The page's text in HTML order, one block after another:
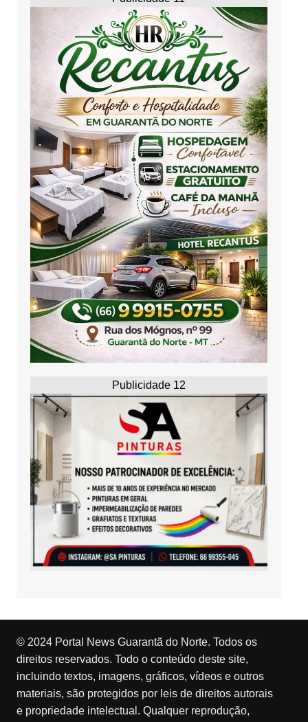
Publicidade 12
© 2024 Portal News Guarantã do Norte. Todos os
direitos reservados. Todo o conteúdo deste site,
incluindo textos, imagens, gráficos, vídeos e outros
materiais, são protegidos por leis de direitos autorais
e propriedade intelectual. Qualquer reprodução,